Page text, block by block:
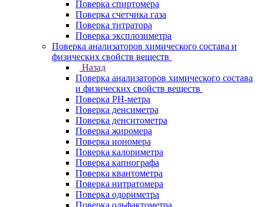
Поверка спиртомера
Поверка счетчика газа
Поверка титратора
Поверка эксплозиметра
Поверка анализаторов химического состава и
физических свойств веществ
Назад
Поверка анализаторов химического состава
и физических свойств веществ
Поверка PH-метра
Поверка денсиметра
Поверка денситометра
Поверка жиромера
Поверка иономера
Поверка калориметра
Поверка капнографа
Поверка квантометра
Поверка нитратомера
Поверка одориметра
Поверка ольфактометра